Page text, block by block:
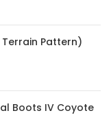
Terrain Pattern)
Boots IV Coyote